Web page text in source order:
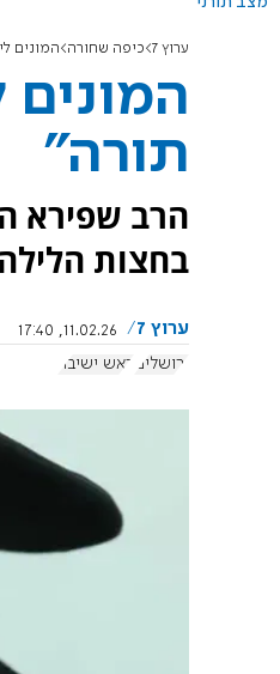
ערוץ 7 כיפה שחורה המונים
המונים
תורה"
הרב שפירא
בחצות
ערוץ 7
11.02.26, 17:40
ירושלים ראש ישיבה